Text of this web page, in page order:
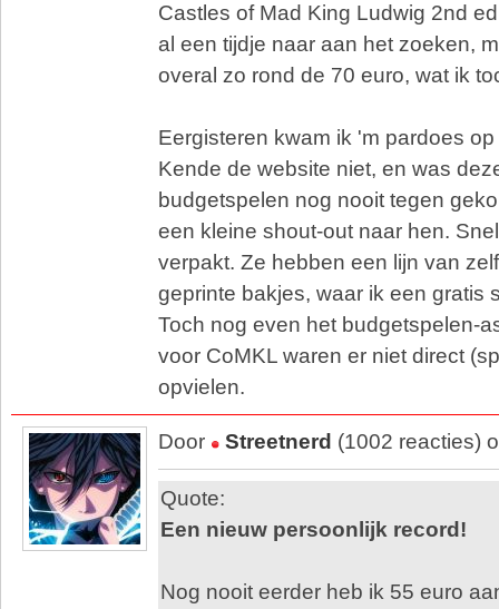
Castles of Mad King Ludwig 2nd
al een tijdje naar aan het zoeken,
overal zo rond de 70 euro, wat ik
Eergisteren kwam ik 'm pardoes op
Kende de website niet, en was
budgetspelen nog nooit tegen
een kleine shout-out naar hen.
verpakt. Ze hebben een lijn van
geprinte bakjes, waar ik een gratis
Toch nog even het budgetspelen-
voor CoMKL waren er niet direct
opvielen.
Door Streetnerd (1002 reacties)
Quote:
Een nieuw persoonlijk record!
Nog nooit eerder heb ik 55 euro